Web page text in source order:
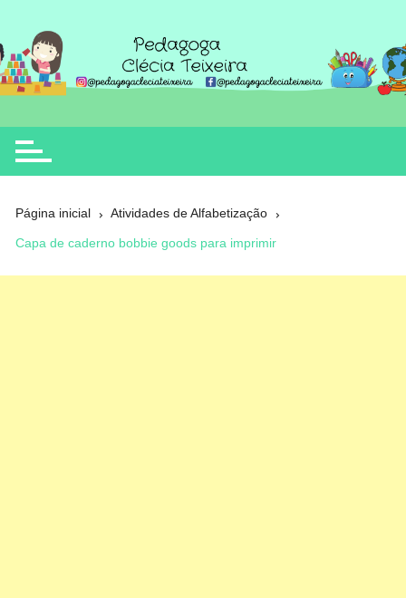
o
conteúdo
Clécia Teixeira
educação
Página inicial Atividades de Alfabetização
Capa de caderno bobbie goods para imprimir